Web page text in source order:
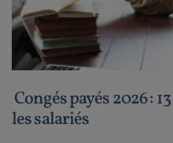
Congés payés 2026 :
les salariés